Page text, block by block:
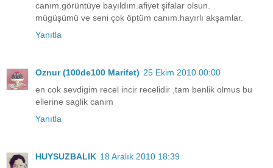
canım.görüntüye bayıldım.afiyet şifalar olsun.
mügüşümü ve seni çok öptüm canım.hayırlı akşamlar.
Yanıtla
Oznur (100de100 Marifet) 25 Ekim 2010 00:00
en cok sevdigim recel incir recelidir ,tam benlik olmus bu
ellerine saglik canim
Yanıtla
HUYSUZBALIK 18 Aralık 2010 18:39